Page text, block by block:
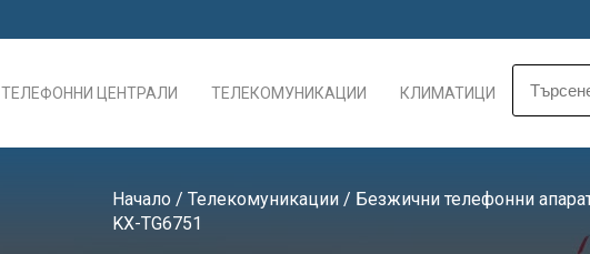
ТЕЛЕФОННИ ЦЕНТРАЛИ ТЕЛЕКОМУНИКАЦИИ КЛИМАТИЦИ
Начало / Телекомуникации / Безжични телефонни
KX-TG6751